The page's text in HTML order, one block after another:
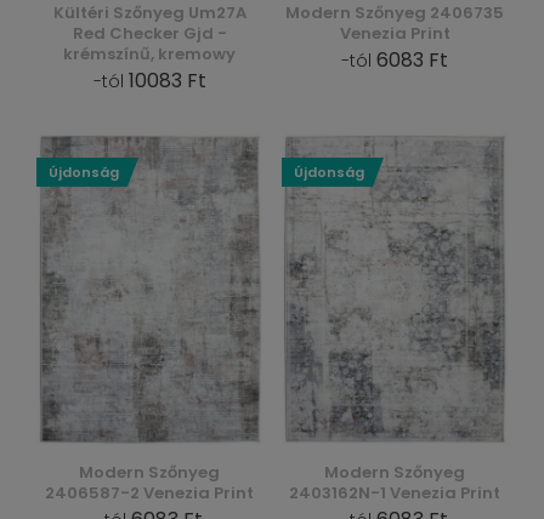
Kültéri Szőnyeg Um27A
Red Checker Gjd -
krémszínű, kremowy
-tól 10083 Ft
Modern Szőnyeg 2406735
Venezia Print
-tól 6083 Ft
Modern Szőnyeg
2406587-2 Venezia Print
Újdonság
Modern Szőnyeg
2403162N-1 Venezia Print
Újdonság